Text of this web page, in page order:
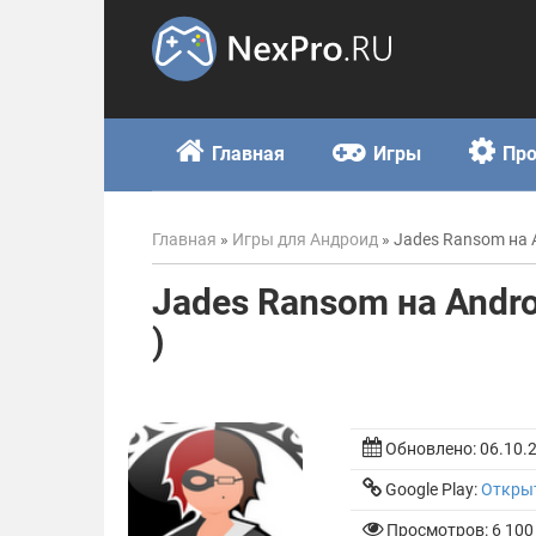
Главная Игры
Главная » Игры для Андроид » Jades Ransom на
Jades Ransom на
)
Обновлено:
Google Play:
Просмотров: 6 100